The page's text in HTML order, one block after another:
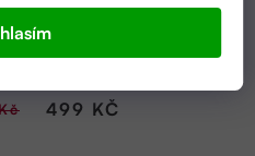
BODY 100ML | ALMARA
499 KČ